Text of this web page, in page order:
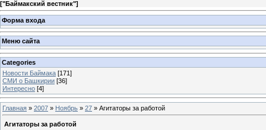
["Баймакский вестник"]
Форма входа
Меню сайта
Categories
Новости Баймака [171]
СМИ о Башкирии [36]
Интересно [4]
Главная » 2007 » Ноябрь » 27 » Агитаторы за работой
Агитаторы за работой